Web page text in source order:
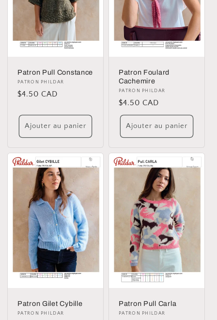
Patron Pull Constance
Distributeur :
PATRON PHILDAR
Prix
$4.50 CAD
Ajouter au panier
Patron Foulard
Cachemire
Distributeur :
PATRON PHILDAR
Prix
habituel
$4.50 CAD
Ajouter au panier
Patron Gilet Cybille
Distributeur :
PATRON PHILDAR
Patron Pull Carla
Distributeur :
PATRON PHILDAR